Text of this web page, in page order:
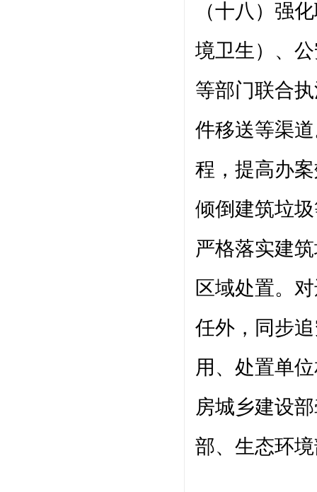
（十八）强
境卫生）、
等部门联合
件移送等渠
程，提高办
倾倒建筑垃
严格落实建
区域处置。
任外，同步
用、处置单
房城乡建设
部、生态环